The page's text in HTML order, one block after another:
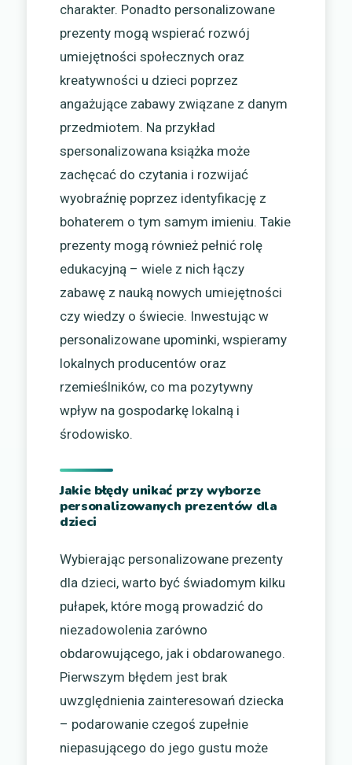
charakter. Ponadto personalizowane
prezenty mogą wspierać rozwój
umiejętności społecznych oraz
kreatywności u dzieci poprzez
angażujące zabawy związane z danym
przedmiotem. Na przykład
spersonalizowana książka może
zachęcać do czytania i rozwijać
wyobraźnię poprzez identyfikację z
bohaterem o tym samym imieniu. Takie
prezenty mogą również pełnić rolę
edukacyjną – wiele z nich łączy
zabawę z nauką nowych umiejętności
czy wiedzy o świecie. Inwestując w
personalizowane upominki, wspieramy
lokalnych producentów oraz
rzemieślników, co ma pozytywny
wpływ na gospodarkę lokalną i
środowisko.
Jakie błędy unikać przy wyborze
personalizowanych prezentów dla
dzieci
Wybierając personalizowane prezenty
dla dzieci, warto być świadomym kilku
pułapek, które mogą prowadzić do
niezadowolenia zarówno
obdarowującego, jak i obdarowanego.
Pierwszym błędem jest brak
uwzględnienia zainteresowań dziecka
– podarowanie czegoś zupełnie
niepasującego do jego gustu może